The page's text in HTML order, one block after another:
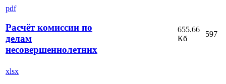
pdf
Расчёт комиссии по
делам
несовершеннолетних
655.66
Кб
597
xlsx